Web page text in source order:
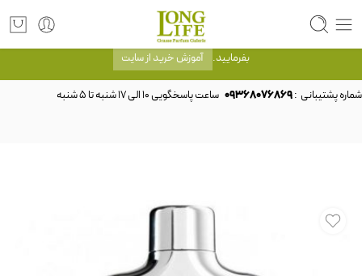
توجه! برند لانگ لایف رایحه های معروف را با شیشه و بسته بندی خود شرکت لانگ لایف
عرضه می کند.که با انتخاب حجم هر ادکلنی می توانید شیشه و بسته بندی را ملاحظه
بفرمایید. آموزش خرید از سایت
شماره پشتیبانی :09368076869